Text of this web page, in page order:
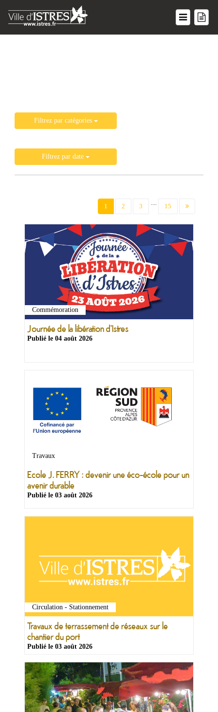
Ma
mairie
Ma
Culture
Tourisme
Sports
Infos
Travaux/Voirie
Filtrez par catégories
Filtrez par date
1 (current)
2 3 .... 15
Commémoration
Journée de la libération d'Istres
Publié le 04 août 2026
Travaux
Ecole J. FERRY : devenir une éco-école pour un
avenir durable
Publié le 03 août 2026
Circulation - Stationnement
Travaux de terrassement de réseaux sur le
chantier du port
Publié le 03 août 2026